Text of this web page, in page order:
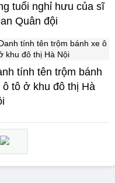
tuổi nghỉ hưu của sĩ
Quân đội
tính tên trộm bánh
ô tô ở khu đô thị Hà